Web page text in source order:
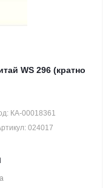
WS 296 (кратно
КА-00018361
024017